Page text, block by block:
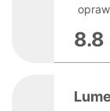
8.8